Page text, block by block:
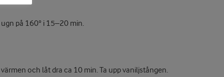
på 160° i 15–20 min.
och låt dra ca 10 min. Ta upp vaniljstången.